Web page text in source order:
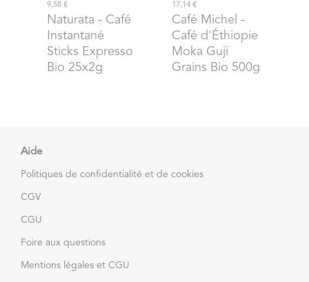
9,58 €
Naturata - Café
Instantané
Sticks Expresso
Bio 25x2g
17,14 €
Café Michel -
Café d'Éthiopie
Moka Guji
Grains Bio 500g
Aide
Politiques de confidentialité et de cookies
CGV
CGU
Foire aux questions
Mentions légales et CGU